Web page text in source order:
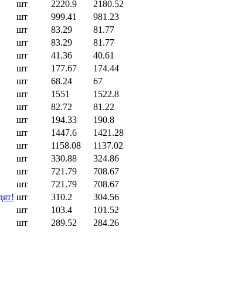
шт 2220.9
2180.52
шт 999.41
981.23
шт 83.29
81.77
шт 83.29
81.77
шт 41.36
40.61
шт 177.67
174.44
шт 68.24
67
шт 1551
1522.8
шт 82.72
81.22
шт 194.33
190.8
шт 1447.6
1421.28
шт 1158.08
1137.02
шт 330.88
324.86
шт 721.79
708.67
шт 721.79
708.67
шт 310.2
304.56
шт 103.4
101.52
шт 289.52 284.26